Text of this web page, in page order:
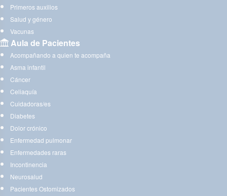
Primeros auxilios
Salud y género
Vacunas
Aula de Pacientes
Acompañando a quien te acompaña
Asma infantil
Cáncer
Celiaquía
Cuidadoras/es
Diabetes
Dolor crónico
Enfermedad pulmonar
Enfermedades raras
Incontinencia
Neurosalud
Pacientes Ostomizados